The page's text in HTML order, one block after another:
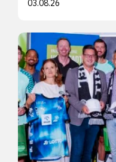
03.08.26